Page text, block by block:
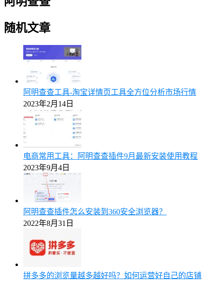
随机文章
阿明查查工具-淘宝详情页工具全方位分析市场行情
2023年2月14日
电商常用工具：阿明查查插件9月最新安装使用教程
2023年9月4日
阿明查查插件怎么安装到360安全浏览器？
2022年8月31日
拼多多的浏览量越多越好吗？如何运营好自己的店铺